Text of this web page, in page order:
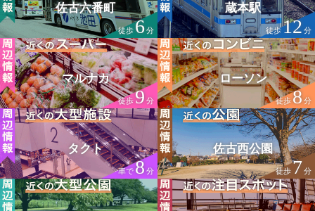
佐古六番町
徒歩6分
蔵本駅
徒歩12 分
マルナカ
徒歩9分
ローソン
徒歩8分
タクト
車で8分
佐古西公園
徒歩7分